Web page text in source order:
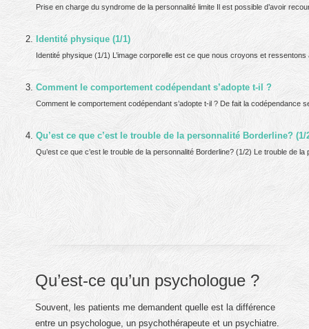
Prise en charge du syndrome de la personnalité limite Il est possible d’avoir
Identité physique (1/1)
Identité physique (1/1) L’image corporelle est ce que nous croyons et
Comment le comportement codépendant s’adopte t-il ?
Comment le comportement codépendant s’adopte t-il ? De fait la codépendance
Qu’est ce que c’est le trouble de la personnalité Borderline? (1/
Qu’est ce que c’est le trouble de la personnalité Borderline? (1/2) Le trouble de
Qu’est-ce qu’un psychologue ?
Souvent, les patients me demandent quelle est la différence
entre un psychologue, un psychothérapeute et un psychiatre.